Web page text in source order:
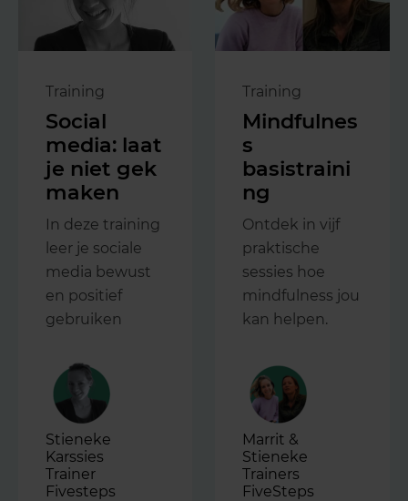
Training
Social
media: laat
je niet gek
maken
In deze training
leer je sociale
media bewust
en positief
gebruiken
Stieneke
Karssies
Trainer
Fivesteps
Training
Mindfulnes
s
basistraini
ng
Ontdek in vijf
praktische
sessies hoe
mindfulness jou
kan helpen.
Marrit &
Stieneke
Trainers
FiveSteps